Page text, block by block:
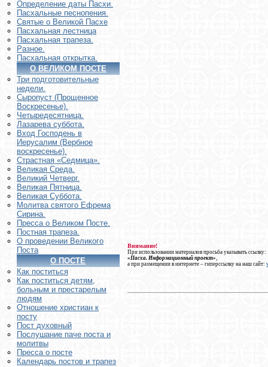
Определение даты Пасхи.
Пасхальные песнопения.
Святые о Великой Пасхе
Пасхальная лестница
Пасхальная трапеза.
Разное.
Пасхальная открытка.
О ВЕЛИКОМ ПОСТЕ
Три подготовительные
недели.
Сыропуст (Прощенное
Воскресенье).
Четыредесятница.
Лазарева суббота.
Вход Господень в
Иерусалим (Вербное
воскресенье).
Страстная «Седмица».
Великая Среда.
Великий Четверг.
Великая Пятница.
Великая Суббота.
Молитва святого Ефрема
Сирина.
Пресса о Великом Посте.
Постная трапеза.
О проведении Великого
Поста
О ПОСТЕ
Как поститься
Как поститься детям,
больным и престарелым
людям
Отношение христиан к
посту
Пост духовный
Послушание паче поста и
молитвы
Пресса о посте
Календарь постов и трапез
Внимание!
При использовании материалов просьба указывать ссылку:
«Пасха. Информационный проект»,
а при размещении в интернете – гиперссылку на наш сайт: